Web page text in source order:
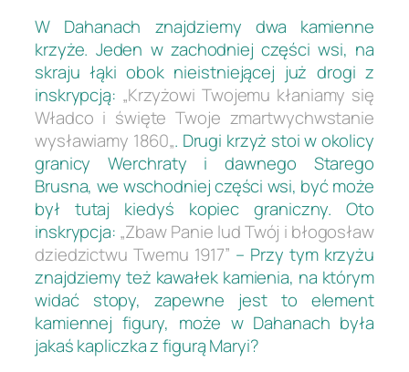
W Dahanach znajdziemy dwa kamienne
krzyże. Jeden w zachodniej części wsi, na
skraju łąki obok nieistniejącej już drogi z
inskrypcją: „Krzyżowi Twojemu kłaniamy się
Władco i święte Twoje zmartwychwstanie
wysławiamy 1860„. Drugi krzyż stoi w okolicy
granicy Werchraty i dawnego Starego
Brusna, we wschodniej części wsi, być może
był tutaj kiedyś kopiec graniczny. Oto
inskrypcja: „Zbaw Panie lud Twój i błogosław
dziedzictwu Twemu 1917” – Przy tym krzyżu
znajdziemy też kawałek kamienia, na którym
widać stopy, zapewne jest to element
kamiennej figury, może w Dahanach była
jakaś kapliczka z figurą Maryi?